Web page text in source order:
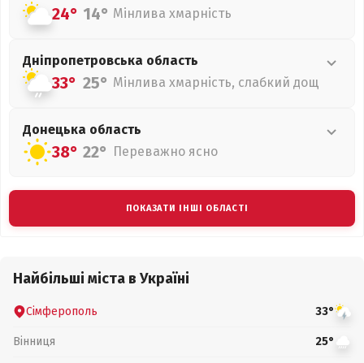
24° 14° Мінлива хмарність
Дніпропетровська область
33° 25° Мінлива хмарність, слабкий дощ
Донецька область
38° 22° Переважно ясно
ПОКАЗАТИ ІНШІ ОБЛАСТІ
Найбільші міста в Україні
Сімферополь 33°
Вінниця 25°